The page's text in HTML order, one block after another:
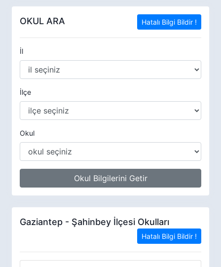
OKUL ARA Hatalı Bilgi Bildir !
İl
İlçe
Okul
Okul Bilgilerini Getir
Gaziantep - Şahinbey İlçesi Okulları
Hatalı Bilgi Bildir !